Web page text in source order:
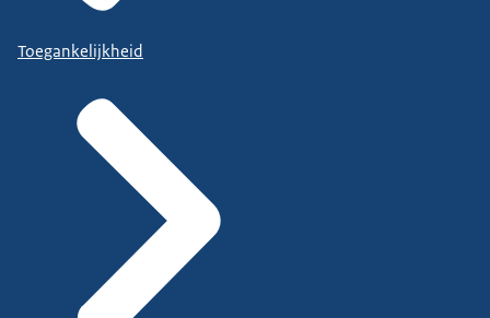
Toegankelijkheid